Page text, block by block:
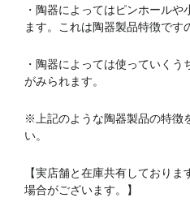
・陶器によってはピンホール
ます。これは陶器製品特徴です
・陶器によっては使っていく
がみられます。
※上記のような陶器製品の特徴
い。
【実店舗と在庫共有しており
場合がございます。】